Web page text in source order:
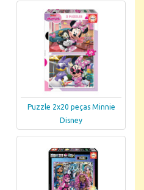
Puzzle 2x20 peças Minnie
Disney